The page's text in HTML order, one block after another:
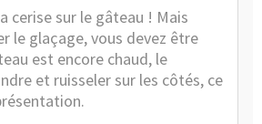
cerise sur le gâteau ! Mais
le glaçage, vous devez être
est encore chaud, le
et ruisseler sur les côtés, ce